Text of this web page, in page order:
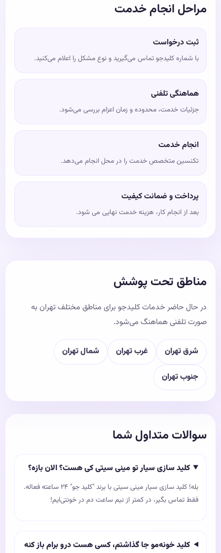
مراحل انجام خدمت
ثبت درخواست
با شماره کلیدجو تماس می‌گیرید و نوع مشکل را اعلام می‌کنید.
هماهنگی تلفنی
جزئیات خدمت، محدوده و زمان اعزام بررسی می‌شود.
انجام خدمت
تکنسین متخصص خدمت را در محل انجام می‌دهد.
پرداخت و ضمانت کیفیت
بعد از انجام کار، هزینه خدمت نهایی می شود.
مناطق تحت پوشش
در حال حاضر خدمات کلیدجو برای مناطق مختلف تهران به
صورت تلفنی هماهنگ می‌شود.
شرق تهران غرب تهران شمال تهران
جنوب تهران
سوالات متداول شما
کلید سازی سیار تو مینی‌ سیتی کی هست؟ الان بازه؟
بله! کلید سازی سیار مینی سیتی با برند "کلید جو" ۲۴ ساعته فعاله.
فقط تماس بگیر، در کمتر از نیم ساعت دم در خونتی‌ایم!
کلید خونه‌مو جا گذاشتم، کسی هست درو برام باز کنه